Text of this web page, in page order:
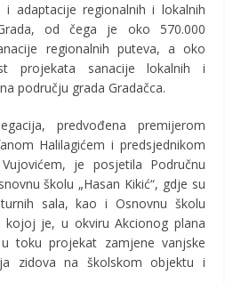
i adaptacije regionalnih i lokalnih
od čega je oko 570.000
regionalnih puteva, a oko
projekata sanacije lokalnih i
području grada Gradačca.
predvođena premijerom
Halilagićem i predsjednikom
je posjetila Područnu
školu „Hasan Kikić“, gdje su
sala, kao i Osnovnu školu
kojoj je, u okviru Akcionog plana
toku projekat zamjene vanjske
zidova na školskom objektu i